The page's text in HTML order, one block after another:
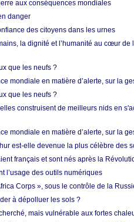
aux conséquences mondiales
danger
des citoyens dans les urnes
la dignité et l’humanité au cœur de
que les neufs ?
mondiale en matière d’alerte, sur la
que les neufs ?
construisent de meilleurs nids en
mondiale en matière d’alerte, sur la
est-elle devenue la plus célèbre des
français et sont nés après la
l’usage des outils numériques
Corps », sous le contrôle de la
à dépolluer les sols ?
mais vulnérable aux fortes